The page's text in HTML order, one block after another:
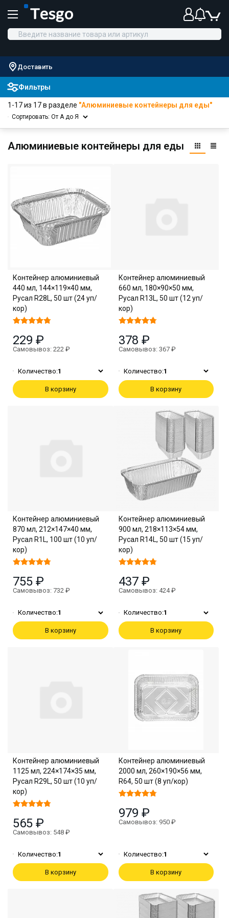
Доставить
Фильтры
1-17 из 17 в разделе "Алюминиевые контейнеры для еды"
Сортировать: От А до Я
Алюминиевые контейнеры для еды
Контейнер алюминиевый
440 мл, 144×119×40 мм,
Русал R28L, 50 шт (24 уп/
кор)
229 ₽
Самовывоз: 222 ₽
Количество:1
В корзину
Контейнер алюминиевый
660 мл, 180×90×50 мм,
Русал R13L, 50 шт (12 уп/
кор)
378 ₽
Самовывоз: 367 ₽
Количество:1
В корзину
Контейнер алюминиевый
870 мл, 212×147×40 мм,
Русал R1L, 100 шт (10 уп/
кор)
755 ₽
Самовывоз: 732 ₽
Количество:1
В корзину
Контейнер алюминиевый
900 мл, 218×113×54 мм,
Русал R14L, 50 шт (15 уп/
кор)
437 ₽
Самовывоз: 424 ₽
Количество:1
В корзину
Контейнер алюминиевый
1125 мл, 224×174×35 мм,
Русал R29L, 50 шт (10 уп/
кор)
565 ₽
Самовывоз: 548 ₽
Количество:1
В корзину
Контейнер алюминиевый
2000 мл, 260×190×56 мм,
R64, 50 шт (8 уп/кор)
979 ₽
Самовывоз: 950 ₽
Количество:1
В корзину